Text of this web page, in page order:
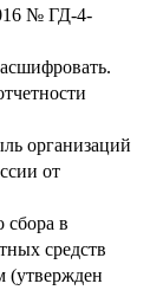
№ ГД-4-
организаций
от
сбора в
средств
(утвержден